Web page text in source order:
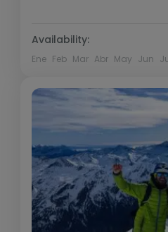
Availability:
Ene Feb Mar Abr May Jun